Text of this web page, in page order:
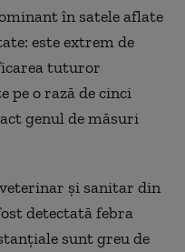
în satele aflate
este extrem de
tuturor
pe o rază de cinci
genul de măsuri
și sanitar din
detectată febra
sunt greu de